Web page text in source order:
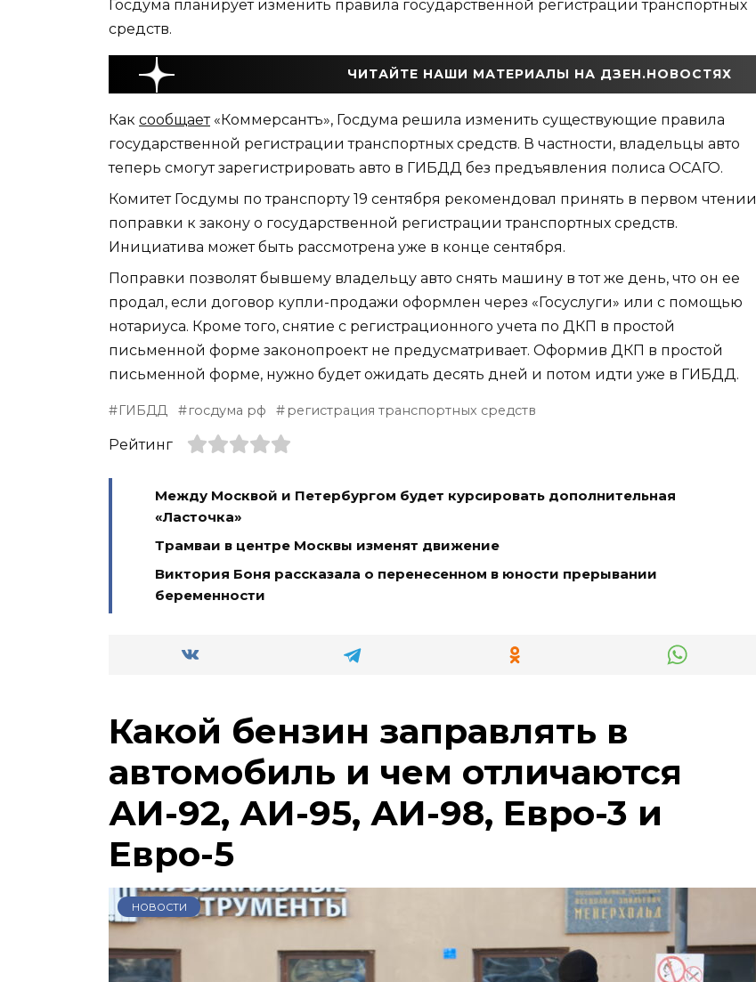
Госдума планирует изменить правила государственной регистрации транспортных
средств.
ЧИТАЙТЕ НАШИ МАТЕРИАЛЫ НА ДЗЕН.НОВОСТЯХ
Как сообщает«Коммерсантъ», Госдума решила изменить существующие правила
государственной регистрации транспортных средств. В частности, владельцы авто
теперь смогут зарегистрировать авто в ГИБДД без предъявления полиса ОСАГО.
Комитет Госдумы по транспорту 19 сентября рекомендовал принять в первом чтении
поправки к закону о государственной регистрации транспортных средств.
Инициатива может быть рассмотрена уже в конце сентября.
Поправки позволят бывшему владельцу авто снять машину в тот же день, что он ее
продал, если договор купли-продажи оформлен через «Госуслуги» или с помощью
нотариуса. Кроме того, снятие с регистрационного учета по ДКП в простой
письменной форме законопроект не предусматривает. Оформив ДКП в простой
письменной форме, нужно будет ожидать десять дней и потом идти уже в ГИБДД.
ГИБДД госдума рф регистрация транспортных средств
Рейтинг
Между Москвой и Петербургом будет курсировать дополнительная
«Ласточка»
Трамваи в центре Москвы изменят движение
Виктория Боня рассказала о перенесенном в юности прерывании
беременности
Какой бензин заправлять в
автомобиль и чем отличаются
АИ-92, АИ-95, АИ-98, Евро-3 и
Евро-5
НОВОСТИ